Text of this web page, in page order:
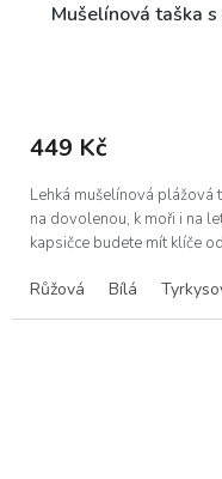
Mušelínová taška
449 Kč
Lehká mušelínová plážová
na dovolenou, k moři i na
kapsičce budete mít klíče
Růžová Bílá